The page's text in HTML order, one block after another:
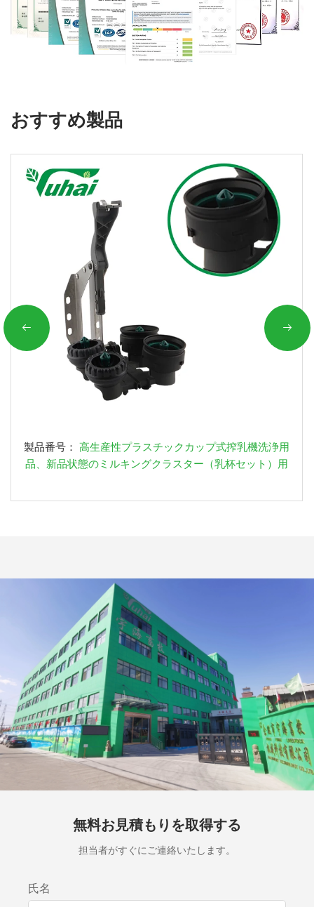
おすすめ製品
製品番号： 高生産性プラスチックカップ式搾乳機洗浄用
品、新品状態のミルキングクラスター（乳杯セット）用
無料お見積もりを取得する
担当者がすぐにご連絡いたします。
氏名